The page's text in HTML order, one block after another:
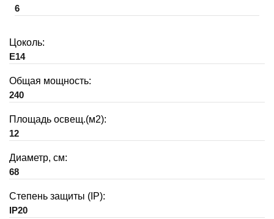
6
Цоколь:
E14
Общая мощность:
240
Площадь освещ.(м2):
12
Диаметр, см:
68
Степень защиты (IP):
IP20